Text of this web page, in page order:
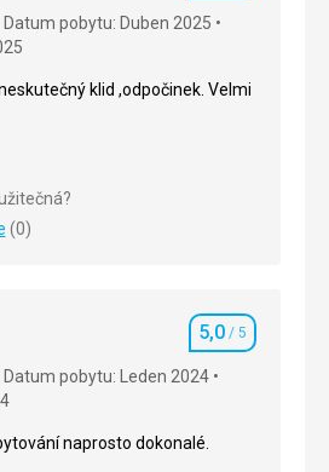
Datum pobytu: Duben 2025
klid ,odpočinek. Velmi
klid ,odpočinek. Velmi
5,0/ 5
(0)
Hodnocení
5,0 / 5
Datum pobytu: Leden 2024
naprosto dokonalé.